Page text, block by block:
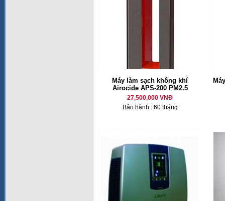
Máy làm sạch không khí
Airocide APS-200 PM2.5
27,500,000 VNĐ
Bảo hành : 60 tháng